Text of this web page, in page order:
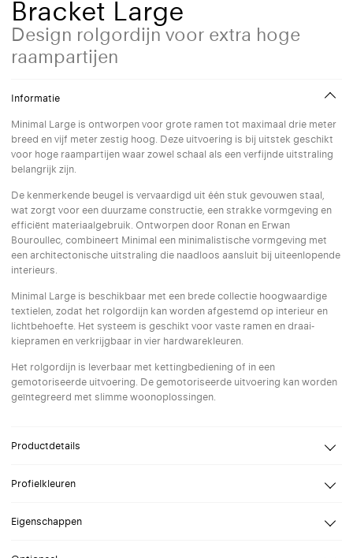
Bracket Large
Design rolgordijn voor extra hoge
raampartijen
Informatie
Minimal Large is ontworpen voor grote ramen tot maximaal drie meter
breed en vijf meter zestig hoog. Deze uitvoering is bij uitstek geschikt
voor hoge raampartijen waar zowel schaal als een verfijnde uitstraling
belangrijk zijn.
De kenmerkende beugel is vervaardigd uit één stuk gevouwen staal,
wat zorgt voor een duurzame constructie, een strakke vormgeving en
efficiënt materiaalgebruik. Ontworpen door Ronan en Erwan
Bouroullec, combineert Minimal een minimalistische vormgeving met
een architectonische uitstraling die naadloos aansluit bij uiteenlopende
interieurs.
Minimal Large is beschikbaar met een brede collectie hoogwaardige
textielen, zodat het rolgordijn kan worden afgestemd op interieur en
lichtbehoefte. Het systeem is geschikt voor vaste ramen en draai-
kiepramen en verkrijgbaar in vier hardwarekleuren.
Het rolgordijn is leverbaar met kettingbediening of in een
gemotoriseerde uitvoering. De gemotoriseerde uitvoering kan worden
geïntegreerd met slimme woonoplossingen.
Productdetails
Hoogte
Profielkleuren
aanvraag.
Eigenschappen